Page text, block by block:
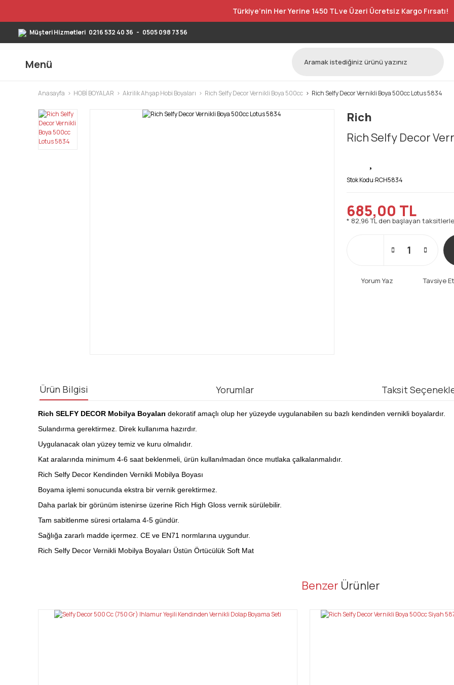
Türkiye’nin Her Yerine 1450 TL ve Üzeri Ücretsiz Kargo Fırsatı!
Müşteri Hizmetleri 0216 532 40 36 - 0505 098 73 56
Menü
Anasayfa HOBİ BOYALAR Akrilik Ahşap Hobi Boyaları Rich Selfy Decor Vernikli Boya 500cc Rich Selfy Decor Vernikli Boya 500cc Lotus 5834
Rich
Rich Selfy Decor
Stok Kodu:RCH5834
685,00 TL
* 82,96 TL den başlayan
Yorum Yaz Tavsiye Et
Ürün Bilgisi Yorumlar Taksit
Rich SELFY DECOR Mobilya Boyaları dekoratif amaçlı olup her yüzeyde uygulanabilen su bazlı kendinden vernikli boyalardır.
Sulandırma gerektirmez. Direk kullanıma hazırdır.
Uygulanacak olan yüzey temiz ve kuru olmalıdır.
Kat aralarında minimum 4-6 saat beklenmeli, ürün kullanılmadan önce mutlaka çalkalanmalıdır.
Rich Selfy Decor Kendinden Vernikli Mobilya Boyası
Boyama işlemi sonucunda ekstra bir vernik gerektirmez.
Daha parlak bir görünüm istenirse üzerine Rich High Gloss vernik sürülebilir.
Tam sabitlenme süresi ortalama 4-5 gündür.
Sağlığa zararlı madde içermez. CE ve EN71 normlarına uygundur.
Rich Selfy Decor Vernikli Mobilya Boyaları Üstün Örtücülük Soft Mat
Bu ürünün fiyat bilgisi, resim, ürün açıklamalarında ve diğer konularda yetersiz gördüğünüz noktaları öneri formunu kullanarak
Ürün resmi kalitesiz, bozuk veya görüntülenemiyor.
Benzer Ürünler